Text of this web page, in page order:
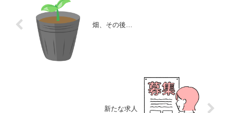
畑、その後…
新たな求人